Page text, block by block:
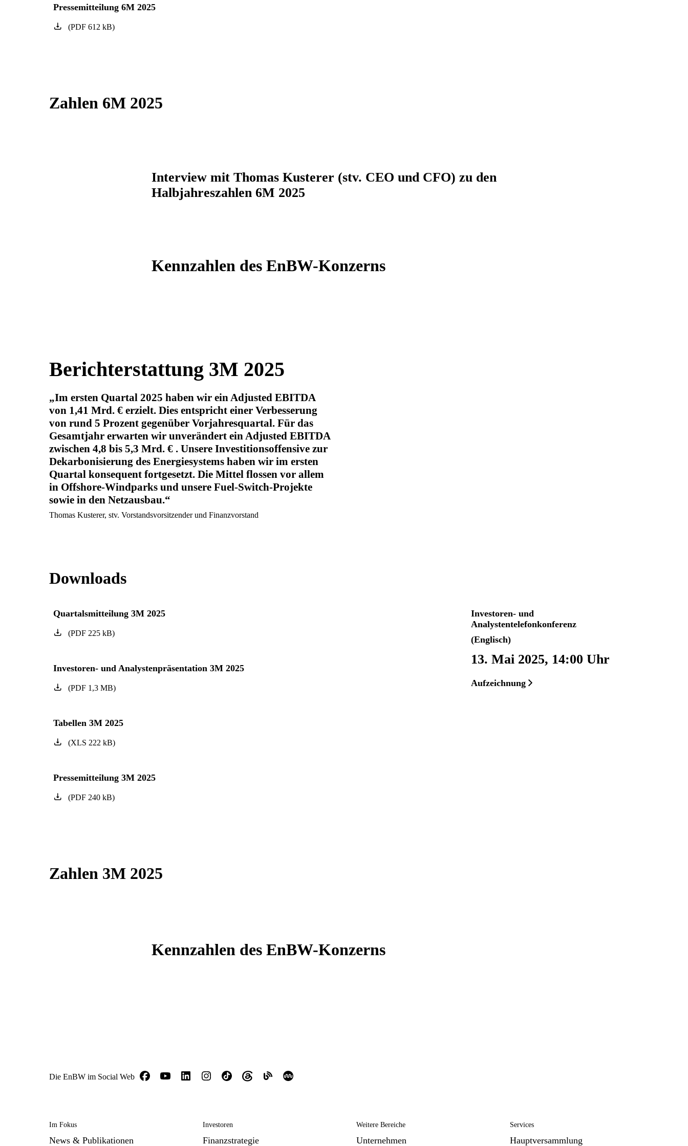
Pressemitteilung 6M 2025
(PDF612 kB)
Zahlen 6M 2025
Interview mit Thomas Kusterer (stv. CEO und CFO) zu den
Halbjahres­zahlen 6M 2025
Kennzahlen des EnBW-Konzerns
Berichterstattung 3M 2025
Im ersten Quartal 2025 haben wir ein Adjusted EBITDA
von 1,41 Mrd. € erzielt. Dies entspricht einer Verbesserung
von rund 5 Prozent gegenüber Vorjahresquartal. Für das
Gesamtjahr erwarten wir unverändert ein Adjusted EBITDA
zwischen 4,8 bis 5,3 Mrd. € . Unsere Investitionsoffensive zur
Dekarbonisierung des Energiesystems haben wir im ersten
Quartal konsequent fortgesetzt. Die Mittel flossen vor allem
in Offshore-Windparks und unsere Fuel-Switch-Projekte
sowie in den Netzausbau.
Thomas Kusterer, stv. Vorstandsvorsitzender und Finanzvorstand
Downloads
Quartalsmitteilung 3M 2025
(PDF225 kB)
Investoren- und Analystenpräsentation 3M 2025
(PDF1,3 MB)
Tabellen 3M 2025
(XLS 222 kB)
Pressemitteilung 3M 2025
(PDF240 kB)
Investoren- und
Analystentelefonkonferenz
(Englisch)
13. Mai 2025, 14:00 Uhr
Aufzeichnung
Zahlen 3M 2025
Kennzahlen des EnBW-Konzerns
Die EnBW im Social Web
Im Fokus
News & Publikationen
Investoren
Finanzstrategie
Weitere Bereiche
Unternehmen
Services
Hauptversammlung